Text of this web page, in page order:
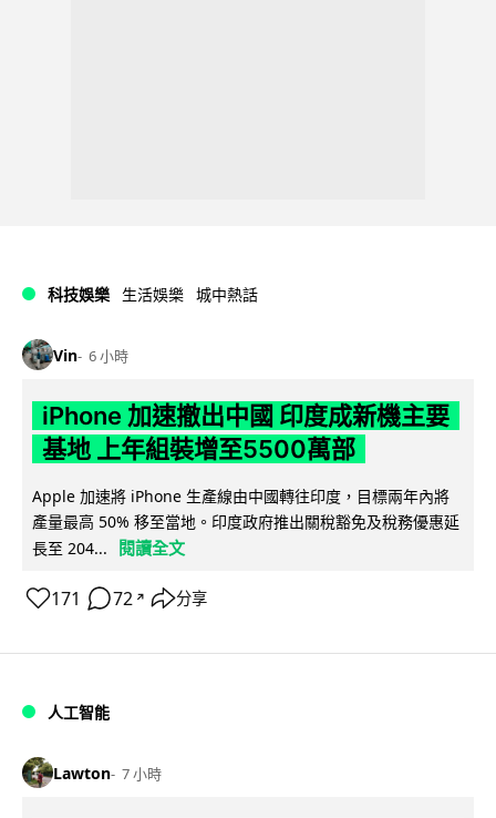
科技娛樂 生活娛樂 城中熱話
Vin 6 小時
iPhone 加速撤出中國 印度成新機主要
基地 上年組裝增至5500萬部
Apple 加速將 iPhone 生產線由中國轉往印度，目標兩年內將
產量最高 50% 移至當地。印度政府推出關稅豁免及稅務優惠延
長至 204...
閱讀全文
171 72 ↗ 分享
人工智能
Lawton 7 小時